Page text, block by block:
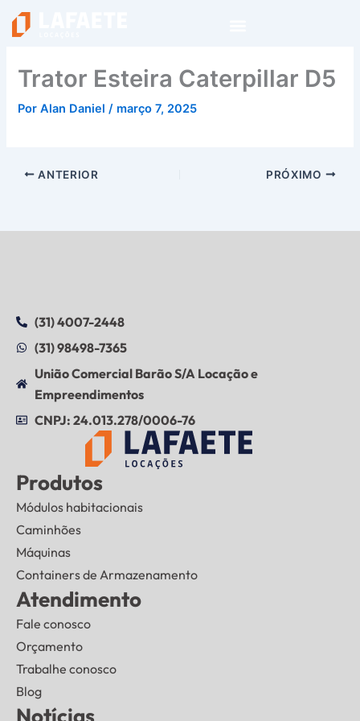
conteúdo
Trator Esteira Caterpillar D5
PorAlan Daniel/ março 7, 2025
ANTERIOR PRÓXIMO
(31) 4007-2448
(31) 98498-7365
União Comercial Barão S/A Locação e
Empreendimentos
CNPJ: 24.013.278/0006-76
Produtos
Módulos habitacionais
Caminhões
Máquinas
Containers de Armazenamento
Atendimento
Fale conosco
Orçamento
Trabalhe conosco
Blog